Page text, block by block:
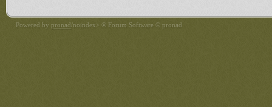
Powered by pronad/noindex> ® Forum Software © pronad